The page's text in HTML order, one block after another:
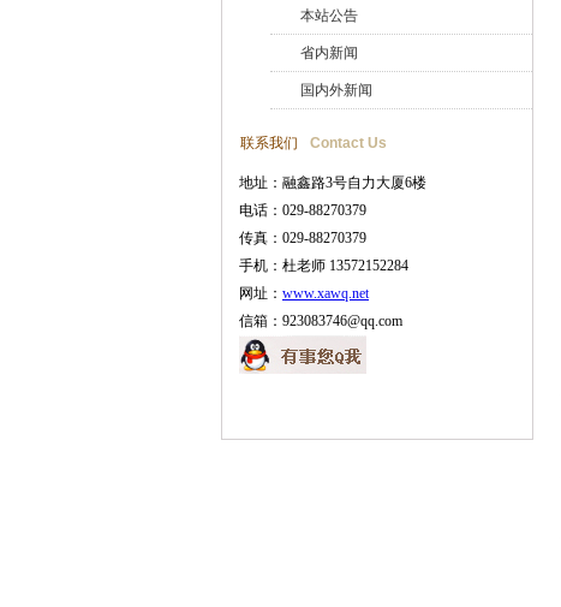
本站公告
省内新闻
国内外新闻
联系我们 Contact Us
地址：融鑫路3号自力大厦6楼
电话：029-88270379
传真：029-88270379
手机：杜老师 13572152284
网址： www.xawq.net
信箱：923083746@qq.com